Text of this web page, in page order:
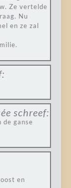
Ze vertelde
Nu
en ze zal
schreef:
de ganse
en